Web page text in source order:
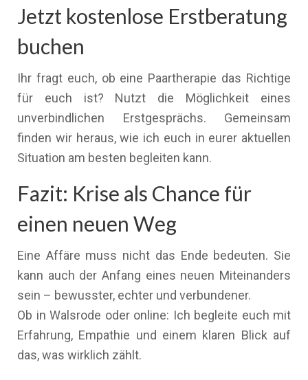
Jetzt kostenlose Erstberatung
buchen
Ihr fragt euch, ob eine Paartherapie das Richtige
für euch ist? Nutzt die Möglichkeit eines
unverbindlichen Erstgesprächs. Gemeinsam
finden wir heraus, wie ich euch in eurer aktuellen
Situation am besten begleiten kann.
Fazit: Krise als Chance für
einen neuen Weg
Eine Affäre muss nicht das Ende bedeuten. Sie
kann auch der Anfang eines neuen Miteinanders
sein – bewusster, echter und verbundener.
Ob in Walsrode oder online: Ich begleite euch mit
Erfahrung, Empathie und einem klaren Blick auf
das, was wirklich zählt.